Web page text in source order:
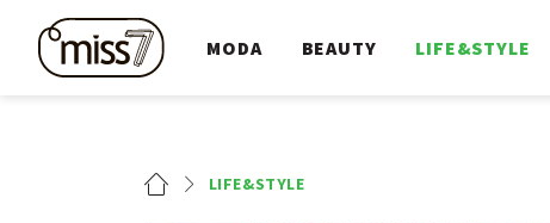
MODA BEAUTY LIFE&STYLE
LIFE&STYLE